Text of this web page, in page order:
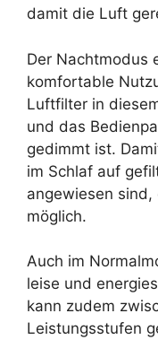
damit die Luft
Der Nachtmodus
komfortable
Luftfilter in
und das
gedimmt ist.
im Schlaf auf
angewiesen sind,
möglich.
Auch im
leise und
kann zudem
Leistungsstufen